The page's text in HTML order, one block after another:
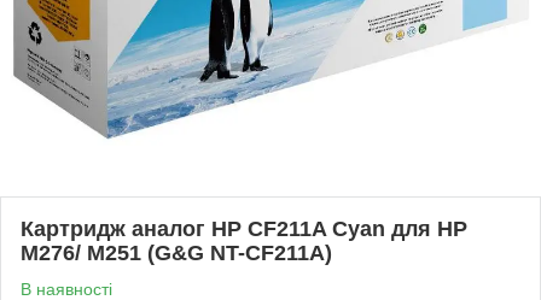
Картридж аналог HP CF211A Cyan для HP
M276/ M251 (G&G NT-CF211A)
В наявності